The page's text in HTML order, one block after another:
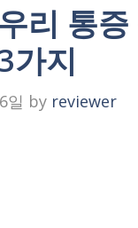
리 통
가지
일 by reviewer